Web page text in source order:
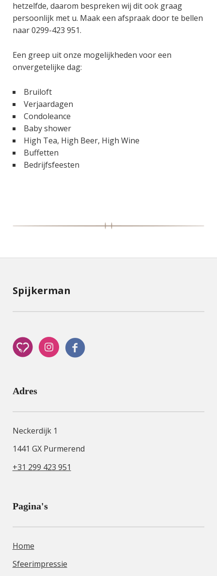
hetzelfde, daarom bespreken wij dit ook graag
persoonlijk met u. Maak een afspraak door te bellen
naar 0299-423 951.
Een greep uit onze mogelijkheden voor een
onvergetelijke dag:
Bruiloft
Verjaardagen
Condoleance
Baby shower
High Tea, High Beer, High Wine
Buffetten
Bedrijfsfeesten
Spijkerman
Adres
Neckerdijk 1
1441 GX Purmerend
+31 299 423 951
Pagina's
Home
Sfeerimpressie